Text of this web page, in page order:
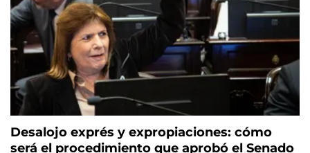
Desalojo exprés y expropiaciones: cómo
será el procedimiento que aprobó el Senado